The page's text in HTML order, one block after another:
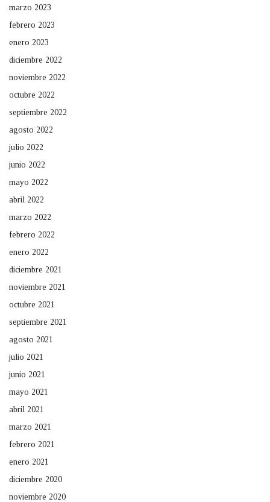
marzo 2023
febrero 2023
enero 2023
diciembre 2022
noviembre 2022
octubre 2022
septiembre 2022
agosto 2022
julio 2022
junio 2022
mayo 2022
abril 2022
marzo 2022
febrero 2022
enero 2022
diciembre 2021
noviembre 2021
octubre 2021
septiembre 2021
agosto 2021
julio 2021
junio 2021
mayo 2021
abril 2021
marzo 2021
febrero 2021
enero 2021
diciembre 2020
noviembre 2020